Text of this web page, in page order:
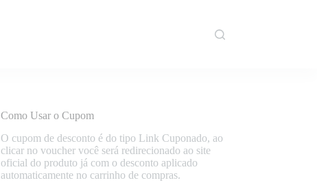
Como Usar o Cupom
O cupom de desconto é do tipo Link Cuponado, ao
clicar no voucher você será redirecionado ao site
oficial do produto já com o desconto aplicado
automaticamente no carrinho de compras.